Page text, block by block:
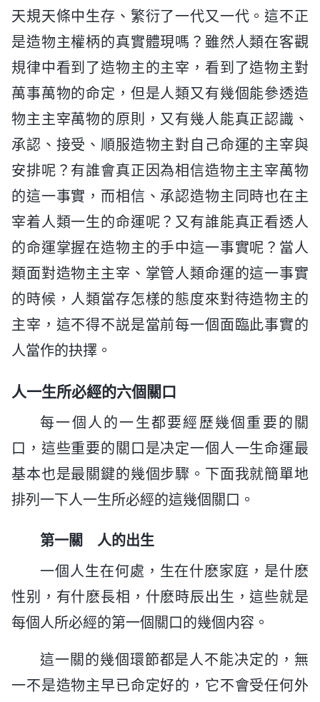
天規天條中生存、繁衍了一代又一代。這不正
是造物主權柄的真實體現嗎？雖然人類在客觀
規律中看到了造物主的主宰，看到了造物主對
萬事萬物的命定，但是人類又有幾個能參透造
物主主宰萬物的原則，又有幾人能真正認識、
承認、接受、順服造物主對自己命運的主宰與
安排呢？有誰會真正因為相信造物主主宰萬物
的這一事實，而相信、承認造物主同時也在主
宰着人類一生的命運呢？又有誰能真正看透人
的命運掌握在造物主的手中這一事實呢？當人
類面對造物主主宰、掌管人類命運的這一事實
的時候，人類當存怎樣的態度來對待造物主的
主宰，這不得不説是當前每一個面臨此事實的
人當作的抉擇。
人一生所必經的六個關口
每一個人的一生都要經歷幾個重要的關
口，這些重要的關口是决定一個人一生命運最
基本也是最關鍵的幾個步驟。下面我就簡單地
排列一下人一生所必經的這幾個關口。
第一關 人的出生
一個人生在何處，生在什麽家庭，是什麽
性别，有什麽長相，什麽時辰出生，這些就是
每個人所必經的第一個關口的幾個内容。
這一關的幾個環節都是人不能决定的，無
一不是造物主早已命定好的，它不會受任何外